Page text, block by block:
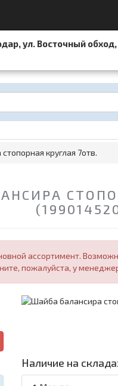
ул. Восточный обход,
круглая 7отв.
ассортимент.
пожалуйста, у
Наличие на